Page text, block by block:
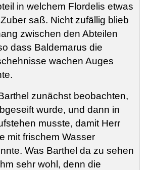
in welchem Flordelis etwas
saß. Nicht zufällig blieb
zwischen den Abteilen
dass Baldemarus die
wachen Auges
zunächst beobachten,
wurde, und dann in
musste, damit Herr
mit frischem Wasser
Was Barthel da zu sehen
sehr wohl, denn die